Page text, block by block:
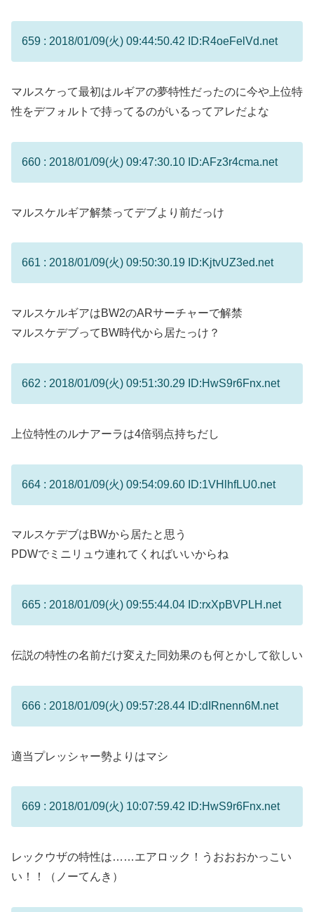
659 : 2018/01/09(火) 09:44:50.42 ID:R4oeFelVd.net
マルスケって最初はルギアの夢特性だったのに今や上位特
性をデフォルトで持ってるのがいるってアレだよな
660 : 2018/01/09(火) 09:47:30.10 ID:AFz3r4cma.net
マルスケルギア解禁ってデブより前だっけ
661 : 2018/01/09(火) 09:50:30.19 ID:KjtvUZ3ed.net
マルスケルギアはBW2のARサーチャーで解禁
マルスケデブってBW時代から居たっけ？
662 : 2018/01/09(火) 09:51:30.29 ID:HwS9r6Fnx.net
上位特性のルナアーラは4倍弱点持ちだし
664 : 2018/01/09(火) 09:54:09.60 ID:1VHlhfLU0.net
マルスケデブはBWから居たと思う
PDWでミニリュウ連れてくればいいからね
665 : 2018/01/09(火) 09:55:44.04 ID:rxXpBVPLH.net
伝説の特性の名前だけ変えた同効果のも何とかして欲しい
666 : 2018/01/09(火) 09:57:28.44 ID:dIRnenn6M.net
適当プレッシャー勢よりはマシ
669 : 2018/01/09(火) 10:07:59.42 ID:HwS9r6Fnx.net
レックウザの特性は……エアロック！うおおおかっこい
い！！（ノーてんき）